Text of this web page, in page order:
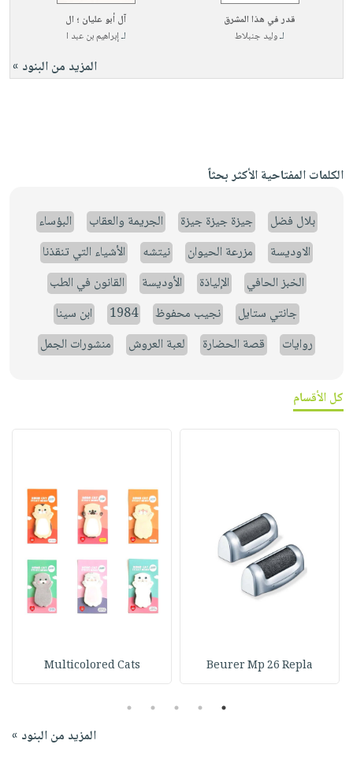
قدر في هذا المشرق
لـوليد جنبلاط
آل أبو عليان ؛ ال
لـإبراهيم بن عبد ا
المزيد من البنود »
الكلمات المفتاحية الأكثر بحثاً
بلال فضل جيزة جيزة جيزة الجريمة والعقاب
البؤساء
الاوديسة
مزرعة الحيوان نيتشه
الأشياء التي تنقذنا
الخبز الحافي
الإلياذة الأوديسة
القانون في الطب
جانتي ستايل
نجيب محفوظ 1984
ابن سينا
روايات
قصة الحضارة لعبة العروش منشورات الجمل
كل الأقسام
Beurer Mp 26 Repla
Multicolored Cats
1
2
3
4
5
المزيد من البنود »